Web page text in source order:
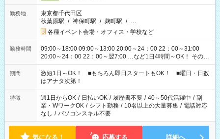
勤務地
東京都千代田区
秋葉原駅 / 神保町駅 / 麹町駅 / …
各種イベント会場・オフィス・学校など
勤務時間
09:00～18:00 09:00～13:00 20:00～24：00 22：00～31:00
20:00～24：00 22：00～翌7:00 …など1日4時間～OK！ その他
シフトもございます！ お気軽にご相談ください！
期間
激短1日～OK！ ■もちろん即日スタートもOK！ ■曜日・日数
はアナタ次第！
特徴 週1日からOK / 日払いOK / 履歴書不要 / 40～50代活躍中 / 副
業・WワークOK / シフト勤務 / 10名以上の大量募集 / 電話対応
なし / パソコンスキル不要
気になる！ 応募する 詳細へ